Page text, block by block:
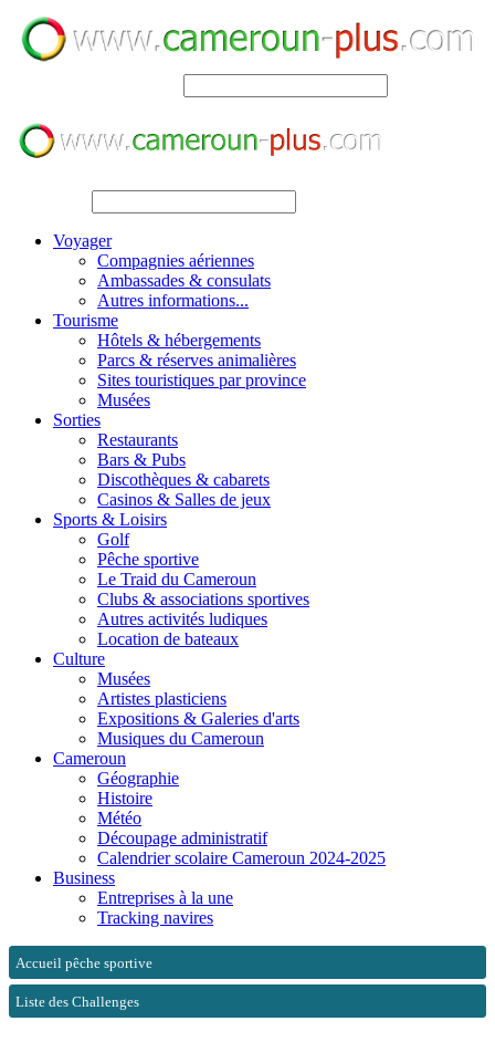
Voyager
Compagnies aériennes
Ambassades & consulats
Autres informations...
Tourisme
Hôtels & hébergements
Parcs & réserves animalières
Sites touristiques par province
Musées
Sorties
Restaurants
Bars & Pubs
Discothèques & cabarets
Casinos & Salles de jeux
Sports & Loisirs
Golf
Pêche sportive
Le Traid du Cameroun
Clubs & associations sportives
Autres activités ludiques
Location de bateaux
Culture
Musées
Artistes plasticiens
Expositions & Galeries d'arts
Musiques du Cameroun
Cameroun
Géographie
Histoire
Météo
Découpage administratif
Calendrier scolaire Cameroun 2024-2025
Business
Entreprises à la une
Tracking navires
Accueil pêche sportive
Liste des Challenges